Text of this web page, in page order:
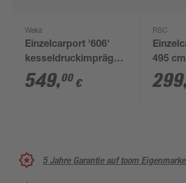
Weka
Einzelcarport '606'
kesseldruckimprägniert
300 x 500 cm
549,00 €
RSC
495
7 x 7
299
5 Jahre Garantie auf toom